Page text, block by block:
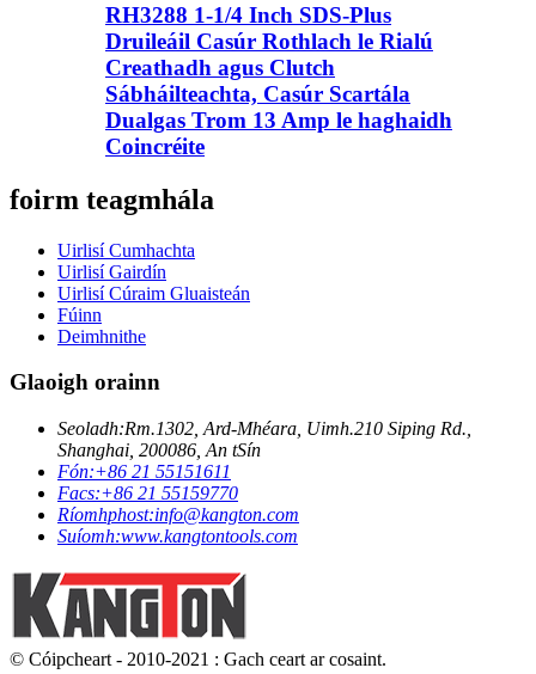
RH3288 1-1/4 Inch SDS-Plus
Druileáil Casúr Rothlach le Rialú
Creathadh agus Clutch
Sábháilteachta, Casúr Scartála
Dualgas Trom 13 Amp le haghaidh
Coincréite
foirm teagmhála
Uirlisí Cumhachta
Uirlisí Gairdín
Uirlisí Cúraim Gluaisteán
Fúinn
Deimhnithe
Glaoigh orainn
Seoladh:Rm.1302, Ard-Mhéara, Uimh.210 Siping Rd.,
Shanghai, 200086, An tSín
Fón:+86 21 55151611
Facs:+86 21 55159770
Ríomhphost:info@kangton.com
Suíomh:www.kangtontools.com
© Cóipcheart - 2010-2021 : Gach ceart ar cosaint.